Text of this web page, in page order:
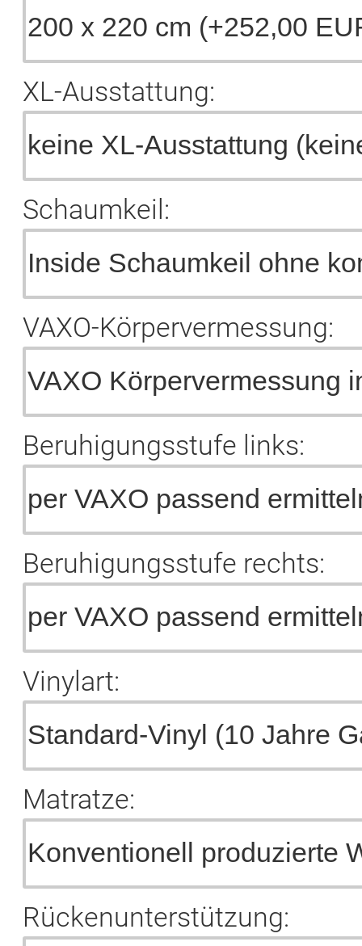
XL-Ausstattung:
Schaumkeil:
VAXO-Körpervermessung:
Beruhigungsstufe links:
Beruhigungsstufe rechts:
Vinylart:
Matratze:
Rückenunterstützung: